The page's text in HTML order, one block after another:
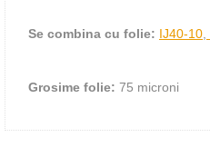
Se combina cu folie: IJ40-10
Grosime folie: 75 microni